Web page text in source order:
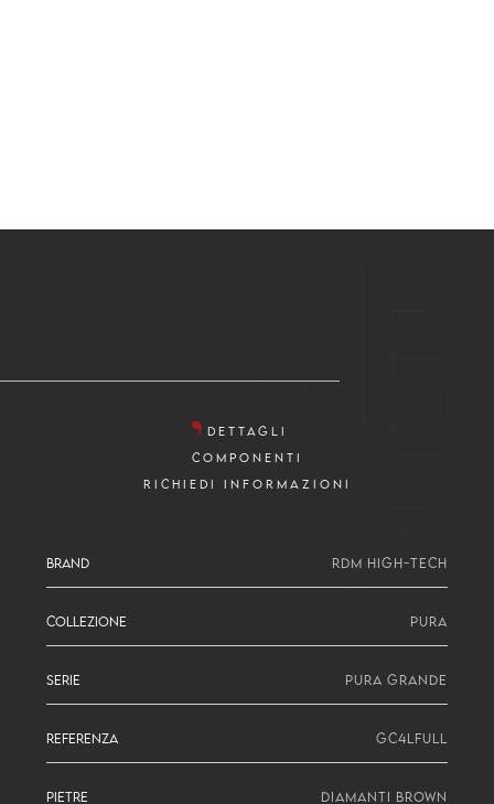
DETTAGLI
COMPONENTI
RICHIEDI INFORMAZIONI
BRAND RDM HIGH-TECH
COLLEZIONE PURA
SERIE PURA GRANDE
REFERENZA GC4LFULL
PIETRE DIAMANTI BROWN